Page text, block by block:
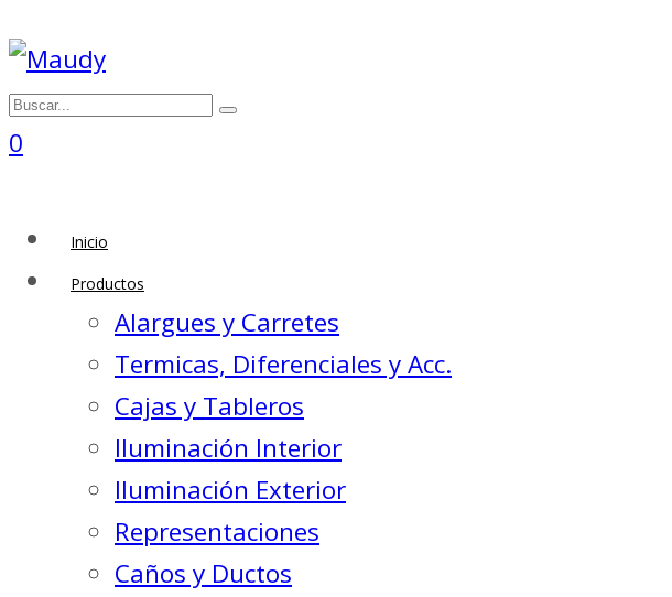
0
Inicio
Productos
Alargues y Carretes
Termicas, Diferenciales y Acc.
Cajas y Tableros
Iluminación Interior
Iluminación Exterior
Representaciones
Caños y Ductos